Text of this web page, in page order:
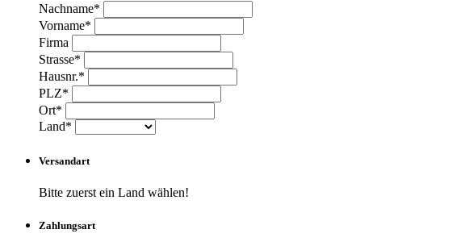
Nachname*
Vorname*
Firma
Strasse*
Hausnr.*
PLZ*
Ort*
Land*
Versandart
Bitte zuerst ein Land wählen!
Zahlungsart